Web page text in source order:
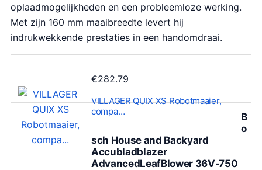
oplaadmogelijkheden en een probleemloze werking.
Met zijn 160 mm maaibreedte levert hij
indrukwekkende prestaties in een handomdraai.
€282.79
VILLAGER QUIX XS Robotmaaier,
compa…
B
o
sch House and Backyard
Accubladblazer
AdvancedLeafBlower 36V-750